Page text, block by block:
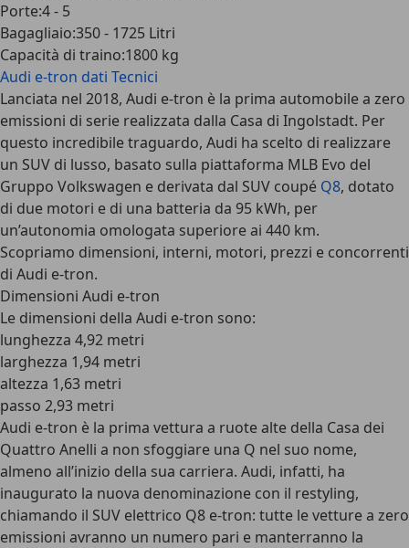
Porte:4 - 5
Bagagliaio:350 - 1725 Litri
Capacità di traino:1800 kg
Audi e-tron dati Tecnici
Lanciata nel 2018, Audi e-tron è la prima automobile a zero
emissioni di serie realizzata dalla Casa di Ingolstadt. Per
questo incredibile traguardo, Audi ha scelto di realizzare
un SUV di lusso, basato sulla piattaforma MLB Evo del
Gruppo Volkswagen e derivata dal SUV coupé Q8, dotato
di due motori e di una batteria da 95 kWh, per
un’autonomia omologata superiore ai 440 km.
Scopriamo dimensioni, interni, motori, prezzi e concorrenti
di Audi e-tron.
Dimensioni Audi e-tron
Le dimensioni della Audi e-tron sono:
lunghezza 4,92 metri
larghezza 1,94 metri
altezza 1,63 metri
passo 2,93 metri
Audi e-tron è la prima vettura a ruote alte della Casa dei
Quattro Anelli a non sfoggiare una Q nel suo nome,
almeno all’inizio della sua carriera. Audi, infatti, ha
inaugurato la nuova denominazione con il restyling,
chiamando il SUV elettrico Q8 e-tron: tutte le vetture a zero
emissioni avranno un numero pari e manterranno la